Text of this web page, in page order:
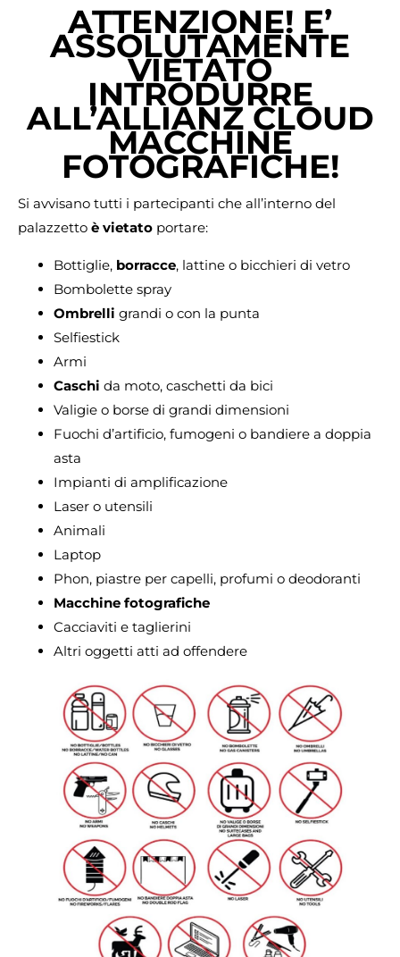
ATTENZIONE! E’
ASSOLUTAMENTE
VIETATO
INTRODURRE
ALL’ALLIANZ CLOUD
MACCHINE
FOTOGRAFICHE!
Si avvisano tutti i partecipanti che all’interno del
palazzetto è vietato portare:
Bottiglie, borracce, lattine o bicchieri di vetro
Bombolette spray
Ombrelli grandi o con la punta
Selfiestick
Armi
Caschi da moto, caschetti da bici
Valigie o borse di grandi dimensioni
Fuochi d’artificio, fumogeni o bandiere a doppia
asta
Impianti di amplificazione
Laser o utensili
Animali
Laptop
Phon, piastre per capelli, profumi o deodoranti
Macchine fotografiche
Cacciaviti e taglierini
Altri oggetti atti ad offendere